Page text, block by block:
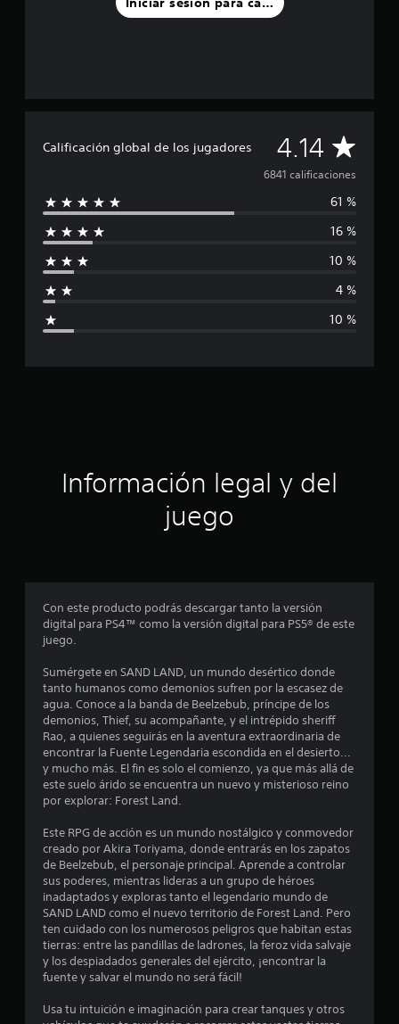
Calificación global de los jugadores 4.14 C
a
i
a
ó
r
e
d
i
o
4
.
1
4
e
s
6841 calificaciones
61 %
16 %
10 %
4 %
10 %
Información legal y del
juego
Con este producto podrás descargar tanto la versión
digital para PS4™ como la versión digital para PS5® de este
juego.
Sumérgete en SAND LAND, un mundo desértico donde
tanto humanos como demonios sufren por la escasez de
agua. Conoce a la banda de Beelzebub, príncipe de los
demonios, Thief, su acompañante, y el intrépido sheriff
Rao, a quienes seguirás en la aventura extraordinaria de
encontrar la Fuente Legendaria escondida en el desierto...
y mucho más. El fin es solo el comienzo, ya que más allá de
este suelo árido se encuentra un nuevo y misterioso reino
por explorar: Forest Land.
Este RPG de acción es un mundo nostálgico y conmovedor
creado por Akira Toriyama, donde entrarás en los zapatos
de Beelzebub, el personaje principal. Aprende a controlar
sus poderes, mientras lideras a un grupo de héroes
inadaptados y exploras tanto el legendario mundo de
SAND LAND como el nuevo territorio de Forest Land. Pero
ten cuidado con los numerosos peligros que habitan estas
tierras: entre las pandillas de ladrones, la feroz vida salvaje
y los despiadados generales del ejército, ¡encontrar la
fuente y salvar el mundo no será fácil!
Usa tu intuición e imaginación para crear tanques y otros